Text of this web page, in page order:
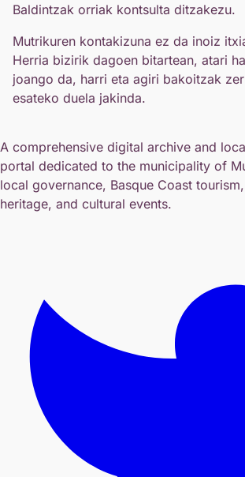
Baldintzak orriak kontsulta ditzakezu.
Mutrikuren kontakizuna ez da inoiz
Herria bizirik dagoen bitartean, atari
joango da, harri eta agiri bakoitzak
esateko duela jakinda.
A comprehensive digital archive and
portal dedicated to the municipality of
local governance, Basque Coast
heritage, and cultural events.